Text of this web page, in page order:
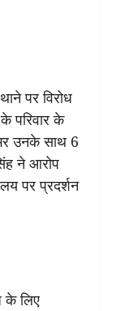
पर विरोध
परिवार के
उनके साथ 6
ने आरोप
पर प्रदर्शन
के लिए